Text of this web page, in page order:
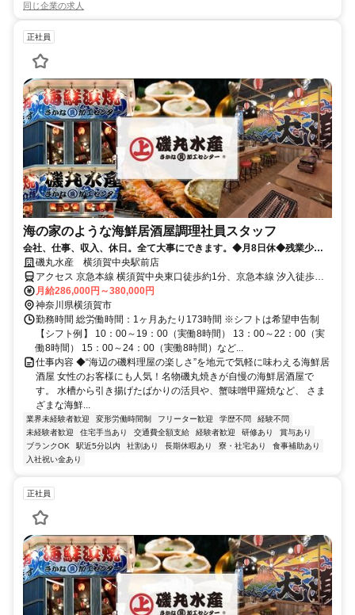
同じ企業の求人
正社員
海の家のような海鮮居酒屋調理社員スタッフ
会社、仕事、収入、休日。全て大事にできます。◆月8日休◆残業少な
め◆入社祝金30～50万円
磯丸水産 横須賀中央駅前店
アクセス 京急本線 横須賀中央東口徒歩約1分、京急本線 汐入徒歩約
14分、京急本線 県立大学徒歩約22分
月給286,000円～380,000円
神奈川県横須賀市
勤務時間 総労働時間：1ヶ月あたり173時間 ※シフトは希望申告制
【シフト例】 10：00～19：00（実働8時間） 13：00～22：00（実
働8時間） 15：00～24：00（実働8時間）など...
仕事内容 ◆“海辺の磯料理屋の楽しさ”を地元で気軽に味わえる海鮮居
酒屋 女性のお客様にも人気！名物磯丸焼きが自慢の海鮮居酒屋で
す。 水槽から引き揚げたばかりの活貝や、蟹味噌甲羅焼など、 さま
ざまな海鮮...
業界未経験者歓迎 変形労働時間制 フリーター歓迎 学歴不問
経験不問
未経験者歓迎
住宅手当あり 交通費全額支給 経験者歓迎 研修あり
賞与あり
ブランクOK
駅近5分以内 社割あり 長期休暇あり 寮・社宅あり
食事補助あり
入社祝い金あり
正社員